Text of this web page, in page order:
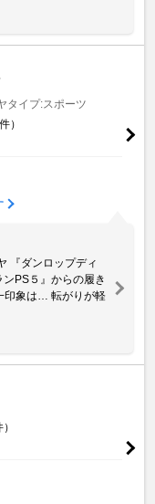
タイプ:スポーツ
）
『ダンロップディ
PS５』からの履き
印象は… 転がりが軽